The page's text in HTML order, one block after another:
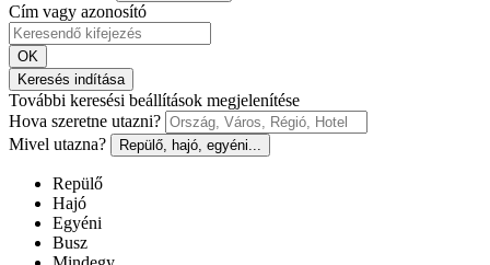
Cím vagy azonosító
OK
Keresés indítása
További keresési beállítások megjelenítése
Hova szeretne utazni?
Mivel utazna?
Repülő, hajó, egyéni...
Repülő
Hajó
Egyéni
Busz